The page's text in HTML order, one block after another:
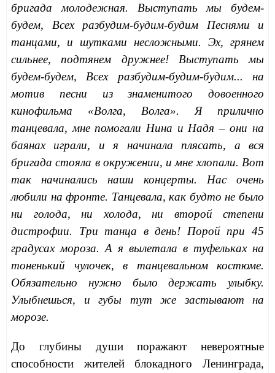
бригада молодежная. Выступать мы будем-
будем, Всех разбудим-будим-будим Песнями и
танцами, и шутками несложными. Эх, грянем
сильнее, подтянем дружнее! Выступать мы
будем-будем, Всех разбудим-будим-будим... на
мотив песни из знаменитого довоенного
кинофильма «Волга, Волга». Я прилично
танцевала, мне помогали Нина и Надя – они на
баянах играли, и я начинала плясать, а вся
бригада стояла в окружении, и мне хлопали. Вот
так начинались наши концерты. Нас очень
любили на фронте. Танцевала, как будто не было
ни голода, ни холода, ни второй степени
дистрофии. Три танца в день! Порой при 45
градусах мороза. А я вылетала в туфельках на
тоненький чулочек, в танцевальном костюме.
Обязательно нужно было держать улыбку.
Улыбнешься, и губы тут же застывают на
морозе.
До глубины души поражают невероятные
способности жителей блокадного Ленинграда,